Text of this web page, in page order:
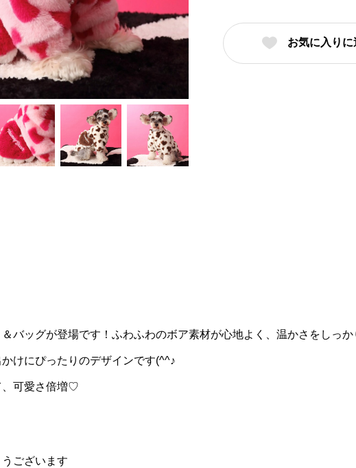
お気に入り
バッグが登場です！ふわふわのボア素材が心地よく、温かさをしっ
けにぴったりのデザインです(^^♪
、可愛さ倍増♡
ございます